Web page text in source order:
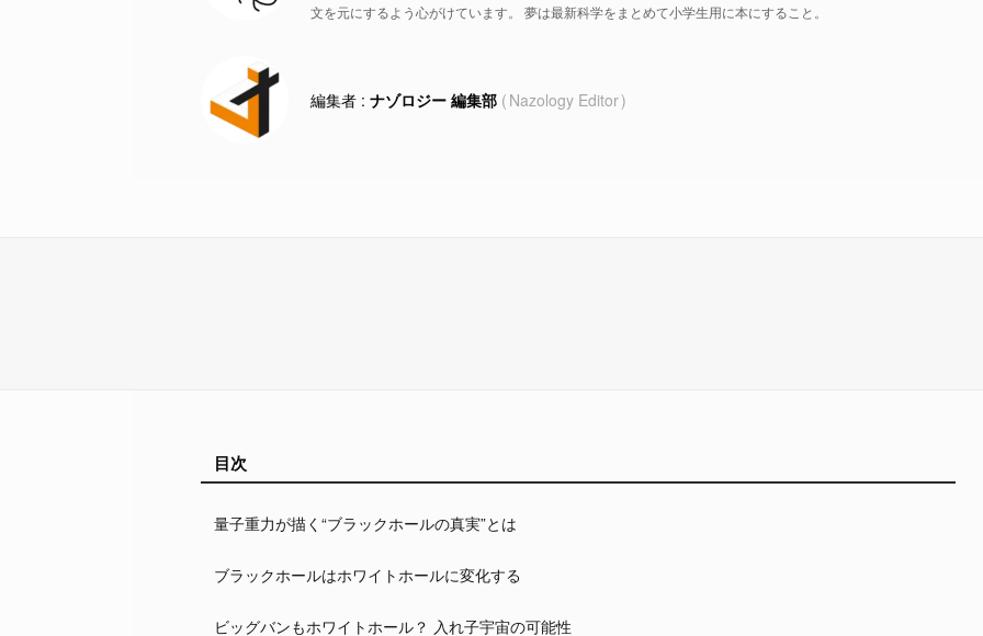
文を元にするよう心がけています。 夢は最新科学をまとめて小学生用に本にすること。
ナゾロジー 編集部 Nazology Editor
目次
量子重力が描く“ブラックホールの真実”とは
ブラックホールはホワイトホールに変化する
ビッグバンもホワイトホール？ 入れ子宇宙の可能性